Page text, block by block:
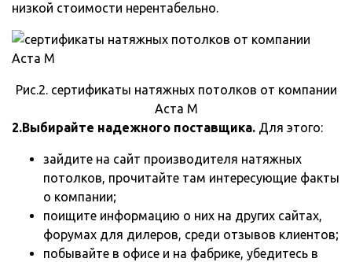
низкой стоимости нерентабельно.
Рис.2. сертификаты натяжных потолков от компании
Аста М
2.Выбирайте надежного поставщика. Для этого:
зайдите на сайт производителя натяжных
потолков, прочитайте там интересующие факты
о компании;
поищите информацию о них на других сайтах,
форумах для дилеров, среди отзывов клиентов;
побывайте в офисе и на фабрике, убедитесь в